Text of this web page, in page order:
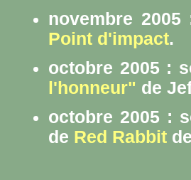
novembre
Point d'impact.
octobre 2005 :
l'honneur" de
octobre 2005 :
de Red Rabbit